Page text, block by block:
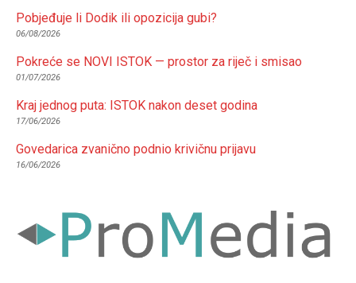
Pobjeđuje li Dodik ili opozicija gubi?
06/08/2026
Pokreće se NOVI ISTOK — prostor za riječ i smisao
01/07/2026
Kraj jednog puta: ISTOK nakon deset godina
17/06/2026
Govedarica zvanično podnio krivičnu prijavu
16/06/2026